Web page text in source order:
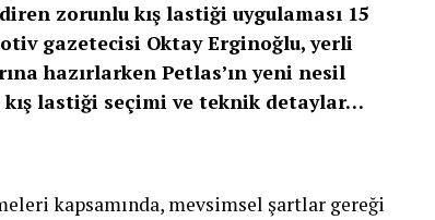
ve tüm yol kullanıcılarını
edeceğiz” dedi.
ilk güvenlik değerlendirmesini 2024
kriterlerini karşıladığını ve hatta
güvenliğini sağladığını gösteriyor.
zorunlu kış lastiği uygulaması 15
gazetecisi Oktay Erginoğlu, yerli
hazırlarken Petlas’ın yeni nesil
lastiği seçimi ve teknik detaylar…
kapsamında, mevsimsel şartlar gereği